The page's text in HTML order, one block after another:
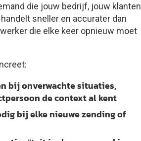
die jouw bedrijf, jouw klanten
sneller en accurater dan
die elke keer opnieuw moet
bij onverwachte situaties,
de context al kent
bij elke nieuwe zending of